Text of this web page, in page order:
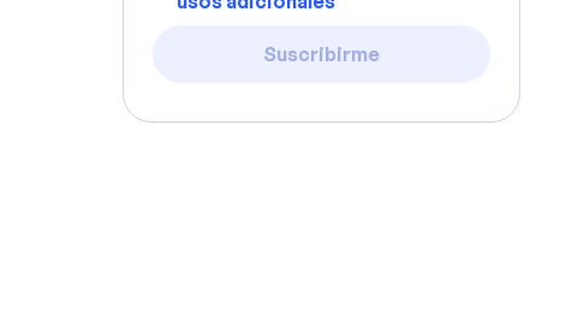
Suscribirme